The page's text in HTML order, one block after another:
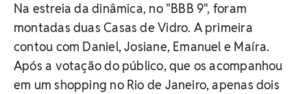
Na estreia da dinâmica, no "BBB 9", foram
montadas duas Casas de Vidro. A primeira
contou com Daniel, Josiane, Emanuel e Maíra.
Após a votação do público, que os acompanhou
em um shopping no Rio de Janeiro, apenas dois